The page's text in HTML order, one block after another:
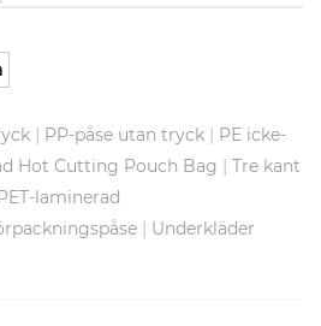
| PP-påse utan tryck | PE icke-
Hot Cutting Pouch Bag | Tre kant
laminerad
| Underkläder